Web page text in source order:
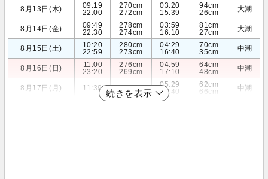
8月13日(木)
09:19
22:00
270cm
272cm
03:20
15:39
94cm
26cm
大潮
8月14日(金)
09:49
22:30
278cm
274cm
03:59
16:10
81cm
27cm
大潮
8月15日(土)
10:20
22:59
280cm
273cm
04:29
16:40
70cm
35cm
中潮
8月16日(日)
11:00
23:20
276cm
269cm
04:59
17:10
64cm
48cm
中潮
8月17日(月) 11:39 265cm
05:29
17:40
62cm
66cm
中潮
続きを表示